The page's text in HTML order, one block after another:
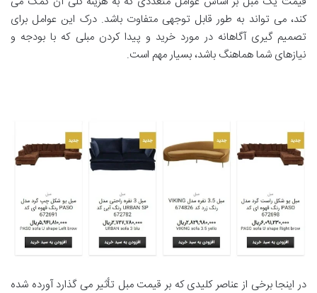
کند، می تواند به طور قابل توجهی متفاوت باشد. درک این عوامل برای
تصمیم گیری آگاهانه در مورد خرید و پیدا کردن مبلی که با بودجه و
نیازهای شما هماهنگ باشد، بسیار مهم است.
در اینجا برخی از عناصر کلیدی که بر قیمت مبل تأثیر می گذارد آورده شده